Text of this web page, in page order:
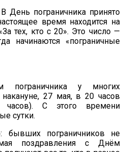
День пограничника принято
время находится на
тех, кто с 20». Это число —
начинаются «пограничные
пограничника у многих
27 мая, в 20 часов
С этого времени
сутки.
бывших пограничников не
поздравления с Днём